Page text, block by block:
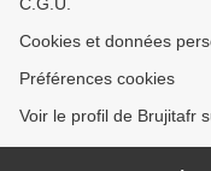
Cookies et données
Préférences cookies
Voir le profil de Brujitafr